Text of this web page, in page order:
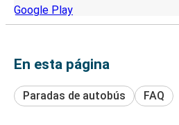
En esta página
Paradas de autobús FAQ